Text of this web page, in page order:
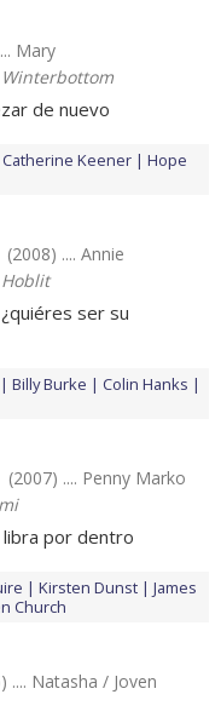
Mary
de nuevo
Catherine Keener
Hope
(2008) .... Annie
ser su
Billy Burke
Colin Hanks
(2007) .... Penny Marko
libra por dentro
Kirsten Dunst
James
Church
.... Natasha / Joven